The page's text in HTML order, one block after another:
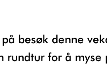
rundtur for å myse